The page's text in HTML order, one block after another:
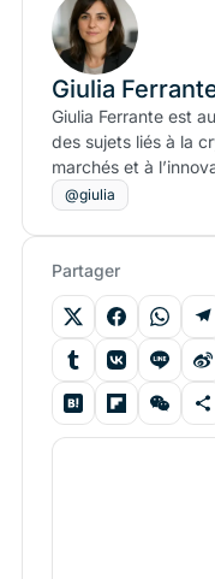
Giulia
Giulia Ferrante est
des sujets liés à la
marchés et à
@giulia
Partager